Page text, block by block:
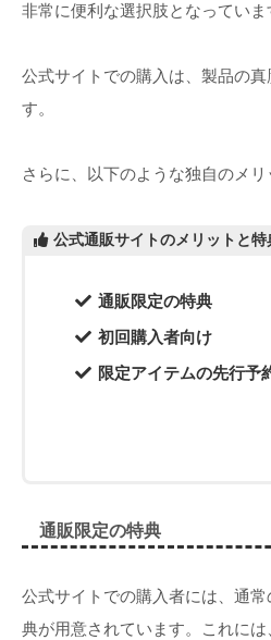
非常に便利な選択肢となっていま
公式サイトでの購入は、製品の
す。
さらに、以下のような独自のメ
公式通販サイトのメリットと特
通販限定の特典
初回購入者向け
限定アイテムの先行予
通販限定の特典
公式サイトでの購入者には、通
典が用意されています。これに